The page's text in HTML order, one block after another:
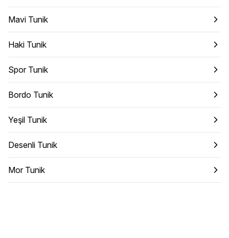
Mavi Tunik
Haki Tunik
Spor Tunik
Bordo Tunik
Yeşil Tunik
Desenli Tunik
Mor Tunik